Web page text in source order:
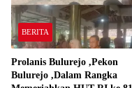
BERITA
Prolanis Bulurejo ,Pekon
Bulurejo ,Dalam Rangka